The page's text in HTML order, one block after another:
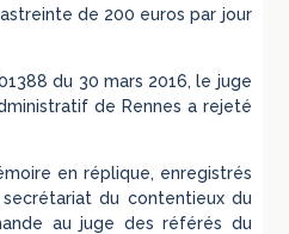
astreinte de 200 euros par jour
du 30 mars 2016, le juge
de Rennes a rejeté
en réplique, enregistrés
du contentieux du
au juge des référés du